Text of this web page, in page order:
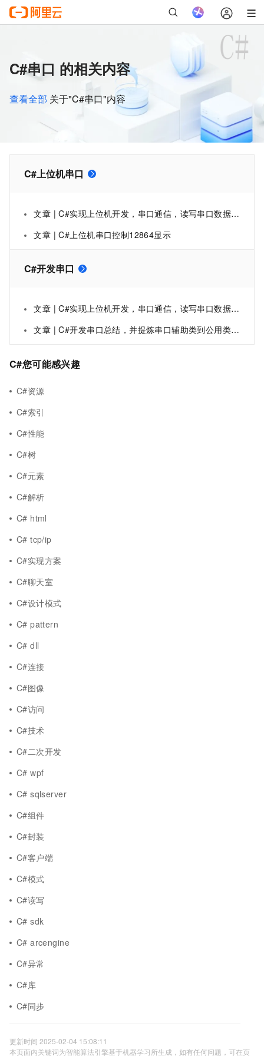
C#串口 的相关内容
查看全部 关于"C#串口"内容
C#上位机串口
文章 | C#实现上位机开发，串口通信，读写串口数据并处理16进制数据
文章 | C#上位机串口控制12864显示
C#开发串口
文章 | C#实现上位机开发，串口通信，读写串口数据并处理16进制数据
文章 | C#开发串口总结，并提炼串口辅助类到公用类库中
C#您可能感兴趣
C#资源
C#索引
C#性能
C#树
C#元素
C#解析
C# html
C# tcp/ip
C#实现方案
C#聊天室
C#设计模式
C# pattern
C# dll
C#连接
C#图像
C#访问
C#技术
C#二次开发
C# wpf
C# sqlserver
C#组件
C#封装
C#客户端
C#模式
C#读写
C# sdk
C# arcengine
C#异常
C#库
C#同步
更新时间 2025-02-04 15:08:11
本页面内关键词为智能算法引擎基于机器学习所生成，如有任何问题，可在页